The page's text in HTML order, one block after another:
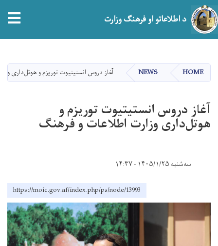
دانګل
د اطلاعاتو او فرهنګ وزارت
HOME
NEWS آغاز دروس انستیتیوت توریزم و هوتل‌داری
آغاز دروس انستیتیوت توریزم و
هوتل‌داری وزارت اطلاعات و فرهنگ
سه‌شنبه ۱۴۰۵/۱/۲۵ - ۱۴:۳۷
https://moic.gov.af/index.php/ps/node/13993